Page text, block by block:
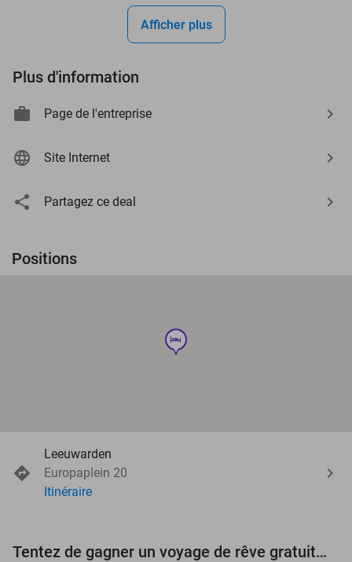
Afficher plus
Plus d'information
Page de l'entreprise
Site Internet
Partagez ce deal
Positions
hotel
Leeuwarden
Europaplein 20
Itinéraire
Tentez de gagner un voyage de rêve gratuit d'une valeur de 3.000 € !